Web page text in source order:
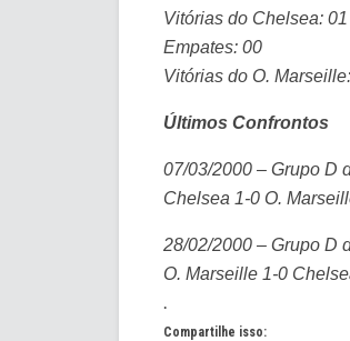
Vitórias do Chelsea: 01
Empates: 00
Vitórias do O.
Últimos Confrontos
07/03/2000 – Grupo D
Chelsea 1-0 O.
28/02/2000 – Grupo D
O. Marseille 1-0
.
Compartilhe isso: